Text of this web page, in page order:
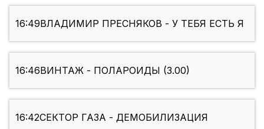
16:49ВЛАДИМИР ПРЕСНЯКОВ - У ТЕБЯ ЕСТЬ Я
16:46ВИНТАЖ - ПОЛАРОИДЫ (3.00)
16:42СЕКТОР ГАЗА - ДЕМОБИЛИЗАЦИЯ